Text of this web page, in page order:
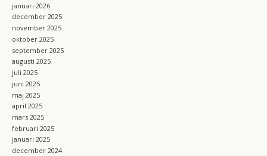
januari 2026
december 2025
november 2025
oktober 2025
september 2025
augusti 2025
juli 2025
juni 2025
maj 2025
april 2025
mars 2025
februari 2025
januari 2025
december 2024